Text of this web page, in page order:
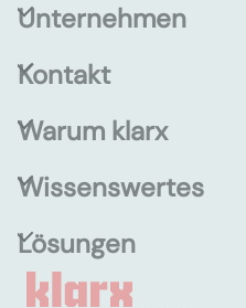
Unternehmen
Kontakt
Warum klarx
Wissenswertes
Lösungen